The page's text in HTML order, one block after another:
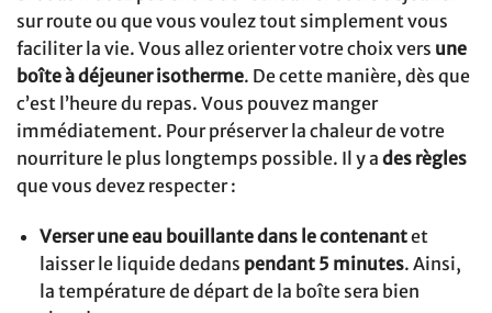
sur route ou que vous voulez tout simplement vous
faciliter la vie. Vous allez orienter votre choix vers une
boîte à déjeuner isotherme. De cette manière, dès que
c’est l’heure du repas. Vous pouvez manger
immédiatement. Pour préserver la chaleur de votre
nourriture le plus longtemps possible. Il y a des règles
que vous devez respecter :
Verser une eau bouillante dans le contenantet
laisser le liquide dedans pendant 5 minutes. Ainsi,
la température de départ de la boîte sera bien